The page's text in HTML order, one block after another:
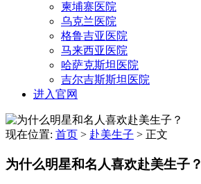
柬埔寨医院
乌克兰医院
格鲁吉亚医院
马来西亚医院
哈萨克斯坦医院
吉尔吉斯斯坦医院
进入官网
现在位置: 首页 > 赴美生子 > 正文
为什么明星和名人喜欢赴美生子？